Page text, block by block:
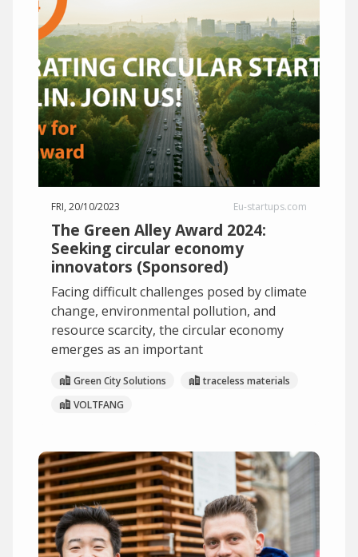
FRI, 20/10/2023 Eu-startups.com
The Green Alley Award 2024:
Seeking circular economy
innovators (Sponsored)
Facing difficult challenges posed by climate
change, environmental pollution, and
resource scarcity, the circular economy
emerges as an important
Green City Solutions
traceless materials
VOLTFANG